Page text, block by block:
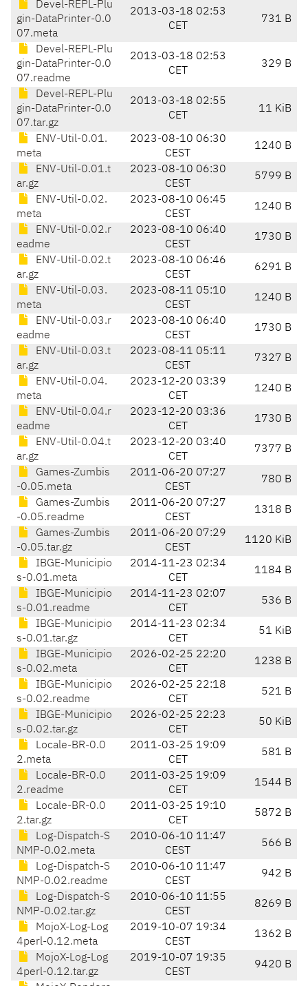
Devel-REPL-Plu
gin-DataPrinter-0.0
07.meta
2013-03-18 02:53
CET
731 B
Devel-REPL-Plu
gin-DataPrinter-0.0
07.readme
2013-03-18 02:53
CET
329 B
Devel-REPL-Plu
gin-DataPrinter-0.0
07.tar.gz
2013-03-18 02:55
CET
11 KiB
ENV-Util-0.01.
meta
2023-08-10 06:30
CEST
1240 B
ENV-Util-0.01.t
ar.gz
2023-08-10 06:30
CEST
5799 B
ENV-Util-0.02.
meta
2023-08-10 06:45
CEST
1240 B
ENV-Util-0.02.r
eadme
2023-08-10 06:40
CEST
1730 B
ENV-Util-0.02.t
ar.gz
2023-08-10 06:46
CEST
6291 B
ENV-Util-0.03.
meta
2023-08-11 05:10
CEST
1240 B
ENV-Util-0.03.r
eadme
2023-08-10 06:40
CEST
1730 B
ENV-Util-0.03.t
ar.gz
2023-08-11 05:11
CEST
7327 B
ENV-Util-0.04.
meta
2023-12-20 03:39
CET
1240 B
ENV-Util-0.04.r
eadme
2023-12-20 03:36
CET
1730 B
ENV-Util-0.04.t
ar.gz
2023-12-20 03:40
CET
7377 B
Games-Zumbis
-0.05.meta
2011-06-20 07:27
CEST
780 B
Games-Zumbis
-0.05.readme
2011-06-20 07:27
CEST
1318 B
Games-Zumbis
-0.05.tar.gz
2011-06-20 07:29
CEST
1120 KiB
IBGE-Municipio
s-0.01.meta
2014-11-23 02:34
CET
1184 B
IBGE-Municipio
s-0.01.readme
2014-11-23 02:07
CET
536 B
IBGE-Municipio
s-0.01.tar.gz
2014-11-23 02:34
CET
51 KiB
IBGE-Municipio
s-0.02.meta
2026-02-25 22:20
CET
1238 B
IBGE-Municipio
s-0.02.readme
2026-02-25 22:18
CET
521 B
IBGE-Municipio
s-0.02.tar.gz
2026-02-25 22:23
CET
50 KiB
Locale-BR-0.0
2.meta
2011-03-25 19:09
CET
581 B
Locale-BR-0.0
2.readme
2011-03-25 19:09
CET
1544 B
Locale-BR-0.0
2.tar.gz
2011-03-25 19:10
CET
5872 B
Log-Dispatch-S
NMP-0.02.meta
2010-06-10 11:47
CEST
566 B
Log-Dispatch-S
NMP-0.02.readme
2010-06-10 11:47
CEST
942 B
Log-Dispatch-S
NMP-0.02.tar.gz
2010-06-10 11:55
CEST
8269 B
MojoX-Log-Log
4perl-0.12.meta
2019-10-07 19:34
CEST
1362 B
MojoX-Log-Log
4perl-0.12.tar.gz
2019-10-07 19:35
CEST
9420 B